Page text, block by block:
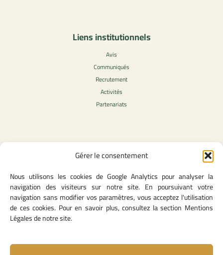
Gérer le consentement
Nous utilisons les cookies de Google Analytics pour analyser la
navigation des visiteurs sur notre site. En poursuivant votre
navigation sans modifier vos paramètres, vous acceptez l'utilisation
de ces cookies. Pour en savoir plus, consultez la section Mentions
Légales de notre site.
Liens institutionnels
Avis
Communiqués
Recrutement
Activités
Partenariats
Contenu légale
CGU
Mentions légales
Politique des cookies
Lien utiles